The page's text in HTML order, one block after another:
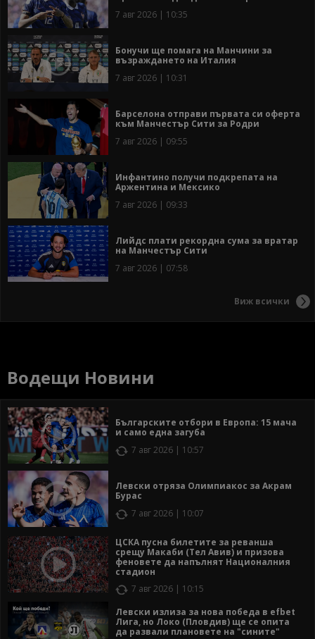
7 авг 2026 | 10:35
Бонучи ще помага на Манчини за
възраждането на Италия
7 авг 2026 | 10:31
Барселона отправи първата си оферта
към Манчестър Сити за Родри
7 авг 2026 | 09:55
Инфантино получи подкрепата на
Аржентина и Мексико
7 авг 2026 | 09:33
Лийдс плати рекордна сума за вратар
на Манчестър Сити
7 авг 2026 | 07:58
Виж всички
Водещи Новини
Българските отбори в Европа: 15 мача
и само една загуба
7 авг 2026 | 10:57
Левски отряза Олимпиакос за Акрам
Бурас
7 авг 2026 | 10:07
ЦСКА пусна билетите за реванша
срещу Макаби (Тел Авив) и призова
феновете да напълнят Националния
стадион
7 авг 2026 | 10:15
Левски излиза за нова победа в efbet
Лига, но Локо (Пловдив) ще се опита
да развали плановете на "сините"